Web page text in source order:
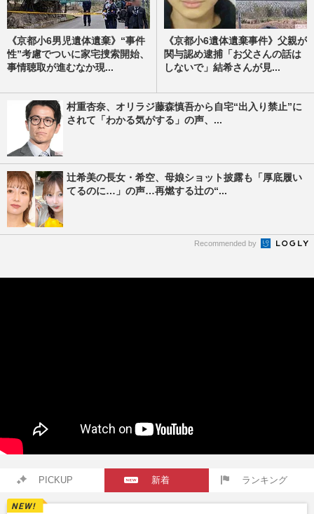
《京都小6男児遺体遺棄》“事件
性”考慮でついに家宅捜索開始、
事情聴取が進むなか現...
《京都小6遺体遺棄事件》父親が
関与認め逮捕「お父さんの話は
しないで」結希さんが見...
村重杏奈、オリラジ藤森慎吾から自宅“出入り禁止”に
されて「わかる気がする」の声、...
辻希美の長女・希空、母娘ショット披露も「厚底履い
てるのに…」の声…再燃する辻の“...
Recommended by
PICKUP 新着 ランキング